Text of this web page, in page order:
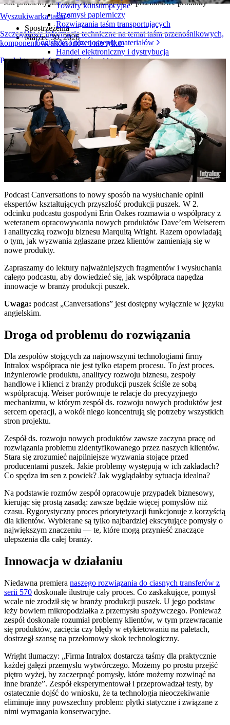
Wyszukiwarka taśm
Szczegółowe informacje techniczne na temat taśm przenośnikowych,
komponentów, akcesoriów i nie tylko
Produkty — informacje ogólne
Towary konsumpcyjne
Przemysł papierniczy
Rozwiązania taśm transportujących
Logistyka i przenoszenie materiałów
Handel elektroniczny i dystrybucja
Przesyłki i paczki
Przemysł oponiarski i motoryzacyjny
Opony
Przemysł motoryzacyjny
Akumulatory do pojazdów elektrycznych
Przemysł
Przegląd branż
Jak problemy klientów zamieniają się w przełomowe produkty
Spostrzeżenia
Marzec 30, 2026
Podcast Canversations to nowy sposób na wysłuchanie opinii
ekspertów kształtujących przyszłość produkcji puszek. W 2.
odcinku podcastu gospodyni Erin Oakes rozmawia o współpracy z
weteranem opracowywania nowych produktów Dave’em Weiserem
i analityczką rozwoju biznesu Marquitą Wright. Razem opowiadają
o tym, jak wyzwania zgłaszane przez klientów zamieniają się w
nowe produkty.
Zapraszamy do lektury najważniejszych fragmentów i wysłuchania
całego podcastu, aby dowiedzieć się, jak współpraca napędza
innowacje w branży produkcji puszek.
Uwaga: podcast „Canversations” jest dostępny wyłącznie w języku
angielskim.
Droga od problemu do rozwiązania
Dla zespołów stojących za najnowszymi technologiami firmy
Intralox współpraca nie jest tylko etapem procesu. To jestproces.
Inżynierowie produktu, analitycy rozwoju biznesu, zespoły
handlowe i klienci z branży produkcji puszek ściśle ze sobą
współpracują. Weiser porównuje te relacje do precyzyjnego
mechanizmu, w którym zespół ds. rozwoju nowych produktów jest
sercem operacji, a wokół niego koncentrują się potrzeby wszystkich
stron projektu.
Zespół ds. rozwoju nowych produktów zawsze zaczyna pracę od
rozwiązania problemu zidentyfikowanego przez naszych klientów.
Stara się zrozumieć najpilniejsze wyzwania stojące przed
producentami puszek. Jakie problemy występują w ich zakładach?
Co spędza im sen z powiek? Jak wyglądałaby sytuacja idealna?
Na podstawie rozmów zespół opracowuje przypadek biznesowy,
kierując się prostą zasadą: zawsze będzie więcej pomysłów niż
czasu. Rygorystyczny proces priorytetyzacji funkcjonuje z korzyścią
dla klientów. Wybierane są tylko najbardziej ekscytujące pomysły o
największym znaczeniu — te, które mogą przynieść znaczące
ulepszenia dla całej branży.
Innowacja w działaniu
Niedawna premiera naszego rozwiązania do ciasnych transferów z
serii 570 doskonale ilustruje cały proces. Co zaskakujące, pomysł
wcale nie zrodził się w branży produkcji puszek. U jego podstaw
leży bowiem mikropodziałka z przemysłu spożywczego. Ponieważ
zespół doskonale rozumiał problemy klientów, w tym przewracanie
się produktów, zacięcia czy błędy w etykietowaniu na paletach,
dostrzegł szansę na przełomowy skok technologiczny.
Wright tłumaczy: „Firma Intralox dostarcza taśmy dla praktycznie
każdej gałęzi przemysłu wytwórczego. Możemy po prostu przejść
piętro wyżej, by zaczerpnąć pomysły, które możemy rozwinąć na
inne branże”. Zespół eksperymentował i przeprowadzał testy, by
ostatecznie dojść do wniosku, że ta technologia nieoczekiwanie
eliminuje inny powszechny problem: płytki statyczne i związane z
nimi wymagania konserwacyjne.